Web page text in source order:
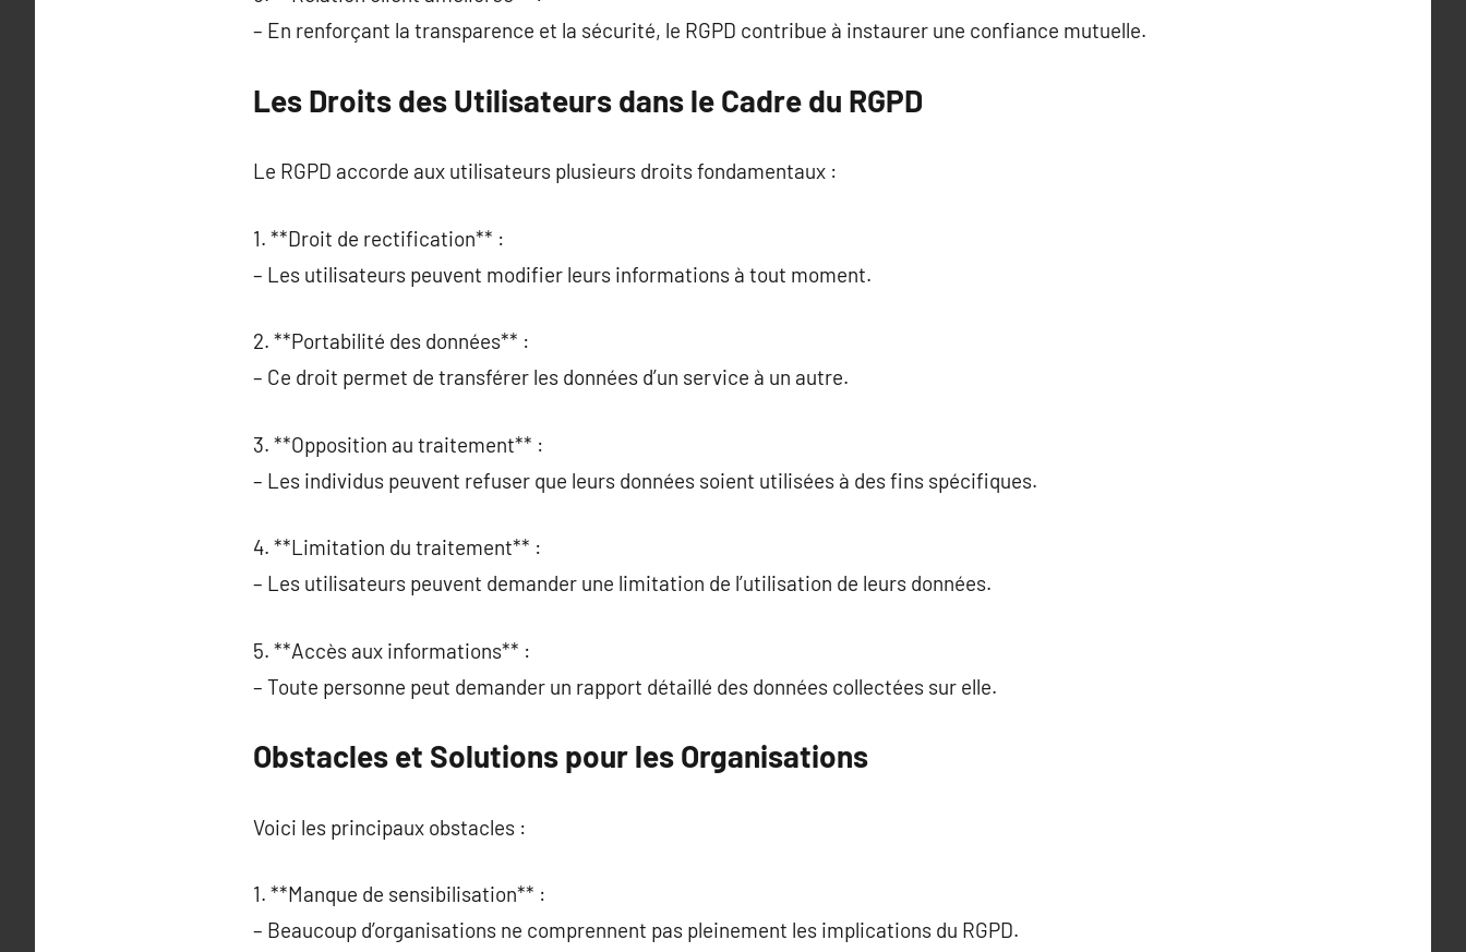
– En renforçant la transparence et la sécurité, le RGPD contribue à instaurer une confiance mutuelle.
Les Droits des Utilisateurs dans le Cadre du RGPD
Le RGPD accorde aux utilisateurs plusieurs droits fondamentaux :
1. **Droit de rectification** :
– Les utilisateurs peuvent modifier leurs informations à tout moment.
2. **Portabilité des données** :
– Ce droit permet de transférer les données d’un service à un autre.
3. **Opposition au traitement** :
– Les individus peuvent refuser que leurs données soient utilisées à des fins spécifiques.
4. **Limitation du traitement** :
– Les utilisateurs peuvent demander une limitation de l’utilisation de leurs données.
5. **Accès aux informations** :
– Toute personne peut demander un rapport détaillé des données collectées sur elle.
Obstacles et Solutions pour les Organisations
Voici les principaux obstacles :
1. **Manque de sensibilisation** :
– Beaucoup d’organisations ne comprennent pas pleinement les implications du RGPD.